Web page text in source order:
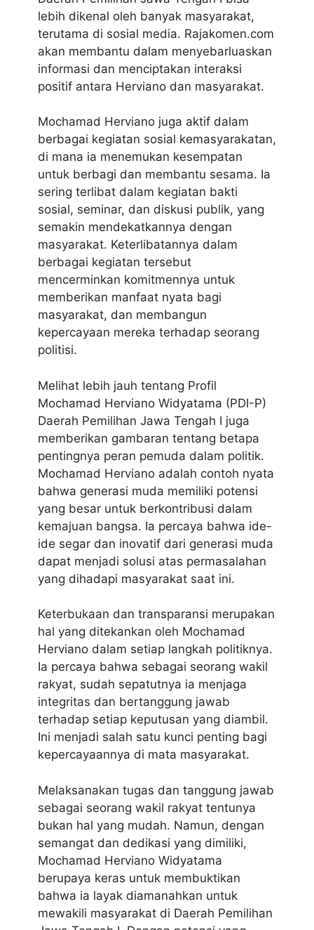
lebih dikenal oleh banyak masyarakat,
terutama di sosial media. Rajakomen.com
akan membantu dalam menyebarluaskan
informasi dan menciptakan interaksi
positif antara Herviano dan masyarakat.
Mochamad Herviano juga aktif dalam
berbagai kegiatan sosial kemasyarakatan,
di mana ia menemukan kesempatan
untuk berbagi dan membantu sesama. Ia
sering terlibat dalam kegiatan bakti
sosial, seminar, dan diskusi publik, yang
semakin mendekatkannya dengan
masyarakat. Keterlibatannya dalam
berbagai kegiatan tersebut
mencerminkan komitmennya untuk
memberikan manfaat nyata bagi
masyarakat, dan membangun
kepercayaan mereka terhadap seorang
politisi.
Melihat lebih jauh tentang Profil
Mochamad Herviano Widyatama (PDI-P)
Daerah Pemilihan Jawa Tengah I juga
memberikan gambaran tentang betapa
pentingnya peran pemuda dalam politik.
Mochamad Herviano adalah contoh nyata
bahwa generasi muda memiliki potensi
yang besar untuk berkontribusi dalam
kemajuan bangsa. Ia percaya bahwa ide-
ide segar dan inovatif dari generasi muda
dapat menjadi solusi atas permasalahan
yang dihadapi masyarakat saat ini.
Keterbukaan dan transparansi merupakan
hal yang ditekankan oleh Mochamad
Herviano dalam setiap langkah politiknya.
Ia percaya bahwa sebagai seorang wakil
rakyat, sudah sepatutnya ia menjaga
integritas dan bertanggung jawab
terhadap setiap keputusan yang diambil.
Ini menjadi salah satu kunci penting bagi
kepercayaannya di mata masyarakat.
Melaksanakan tugas dan tanggung jawab
sebagai seorang wakil rakyat tentunya
bukan hal yang mudah. Namun, dengan
semangat dan dedikasi yang dimiliki,
Mochamad Herviano Widyatama
berupaya keras untuk membuktikan
bahwa ia layak diamanahkan untuk
mewakili masyarakat di Daerah Pemilihan